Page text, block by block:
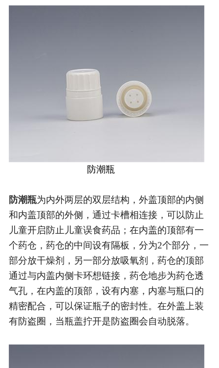
防潮瓶
防潮瓶为内外两层的双层结构，外盖顶部的内侧
和内盖顶部的外侧，通过卡槽相连接， 可以防止
儿童开启防止儿童误食药品 ；在内盖的顶部有一
个药仓，药仓的中间设有隔板，分为2个部分，一
部分放干燥剂，另一部分放吸氧剂，药仓的顶部
通过与内盖内侧卡环想链接，药仓地步为药仓透
气孔，在内盖的顶部，设有内塞，内塞与瓶口的
精密配合，可以保证瓶子的密封性。 在外盖上装
有防盗圈，当瓶盖拧开是防盗圈会自动脱落。